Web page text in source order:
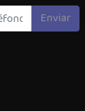
Enviar